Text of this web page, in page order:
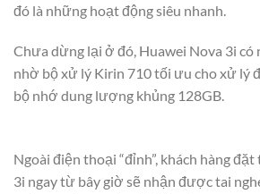
đó là những hoạt động siêu nhanh.
Chưa dừng lại ở đó, Huawei Nova 3i có
nhờ bộ xử lý Kirin 710 tối ưu cho xử lý
bộ nhớ dung lượng khủng 128GB.
Ngoài điện thoại “đỉnh”, khách hàng
3i ngay từ bây giờ sẽ nhận được tai